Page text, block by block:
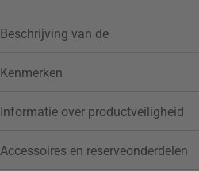
Beschrijving van de
Kenmerken
Informatie over productveiligheid
Accessoires en reserveonderdelen